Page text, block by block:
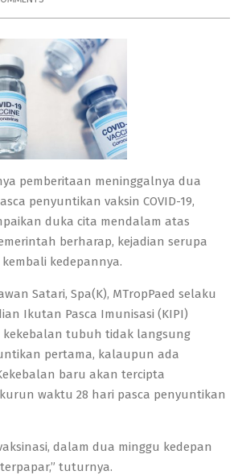
pemberitaan meninggalnya dua
penyuntikan vaksin COVID-19,
duka cita mendalam atas
berharap, kejadian serupa
kedepannya.
Satari, Spa(K), MTropPaed selaku
Ikutan Pasca Imunisasi (KIPI)
kekebalan tubuh tidak langsung
pertama, kalaupun ada
baru akan tercipta
waktu 28 hari pasca penyuntikan
dalam dua minggu kedepan
tuturnya.